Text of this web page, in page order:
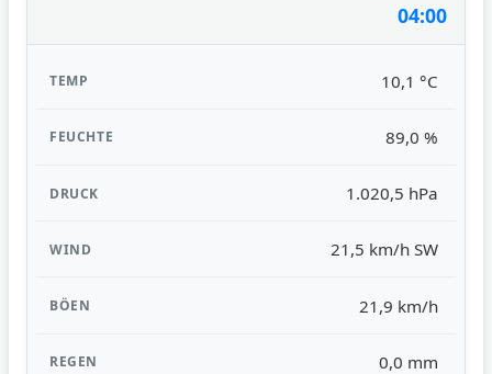
04:00
10,1 °C
89,0 %
1.020,5 hPa
21,5 km/h SW
21,9 km/h
0,0 mm